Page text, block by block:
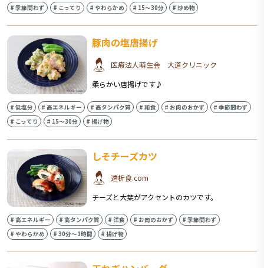
#季節問わず # こってり #やわらかめ # 15〜30分 #炒め物
豚肉の塩唐揚げ
医療法人萌生会 大道クリニック
柔らかい唐揚げです♪
#低塩分 #高エネルギー #高タンパク質 #和食 # お肉のおかず #季節問わず
# こってり # 15〜30分 #揚げ物
しそチーズカツ
透析食.com
チーズと大葉がアクセントのカツです。
#高エネルギー #高タンパク質 #洋食 # お肉のおかず #季節問わず
#やわらかめ #30分〜1時間 #揚げ物